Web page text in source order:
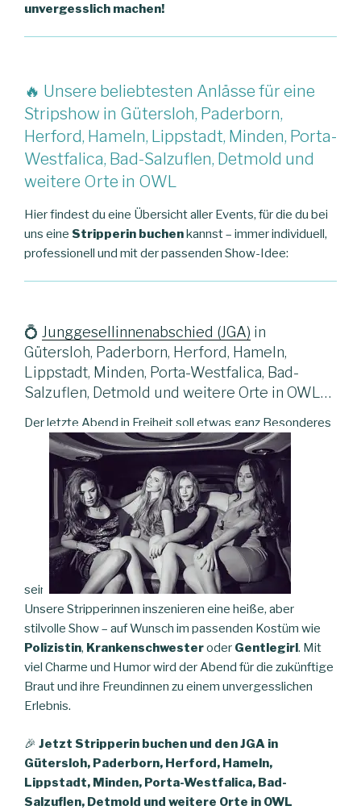
unvergesslich machen!
🔥 Unsere beliebtesten Anlässe für eine
Stripshow in Gütersloh, Paderborn,
Herford, Hameln, Lippstadt, Minden, Porta-
Westfalica, Bad-Salzuflen, Detmold und
weitere Orte in OWL
Hier findest du eine Übersicht aller Events, für die du bei
uns eine Stripperin buchenkannst – immer individuell,
professionell und mit der passenden Show-Idee:
💍 Junggesellinnenabschied (JGA) in
Gütersloh, Paderborn, Herford, Hameln,
Lippstadt, Minden, Porta-Westfalica, Bad-
Salzuflen, Detmold und weitere Orte in OWL…
Der letzte Abend in Freiheit soll etwas ganz Besonderes
sein!
Unsere Stripperinnen inszenieren eine heiße, aber
stilvolle Show – auf Wunsch im passenden Kostüm wie
Polizistin, Krankenschwesteroder Gentlegirl. Mit
viel Charme und Humor wird der Abend für die zukünftige
Braut und ihre Freundinnen zu einem unvergesslichen
Erlebnis.
🎉 Jetzt Stripperin buchen und den JGA in
Gütersloh, Paderborn, Herford, Hameln,
Lippstadt, Minden, Porta-Westfalica, Bad-
Salzuflen, Detmold und weitere Orte in OWL